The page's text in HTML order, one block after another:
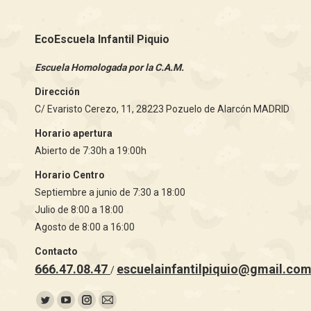
EcoEscuela Infantil Piquio
Escuela Homologada por la C.A.M.
Dirección
C/ Evaristo Cerezo, 11, 28223 Pozuelo de Alarcón MADRID
Horario apertura
Abierto de 7:30h a 19:00h
Horario Centro
Septiembre a junio de 7:30 a 18:00
Julio de 8:00 a 18:00
Agosto de 8:00 a 16:00
Contacto
666.47.08.47 / escuelainfantilpiquio@gmail.com
Encuéntranos en:
TwitterYouTubeInstagram
Mail